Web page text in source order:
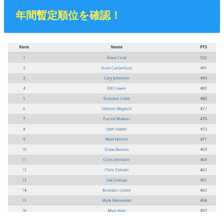
年間暫定順位を確認！